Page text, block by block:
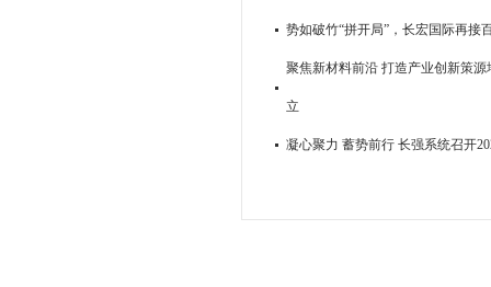
势如破竹“拼开局”，长宏国际再接
聚焦新材料前沿 打造产业创新策
立
凝心聚力 蓄势前行 长强系统召开